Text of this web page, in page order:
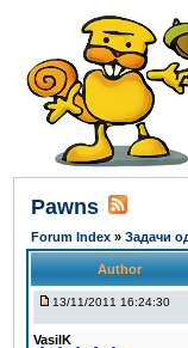
Pawns
Forum Index » Задачи
Author
13/11/2011 16:24:30
VasilK